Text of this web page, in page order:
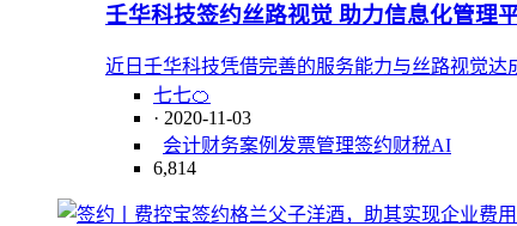
壬华科技签约丝路视觉 助力信息化管理
近日壬华科技凭借完善的服务能力与丝路视觉
七七🍊
· 2020-11-03
会计财务案例 发票管理签约财税AI
6,814